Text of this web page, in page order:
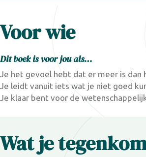
Voor wie
Dit boek is voor jou als…
Je het gevoel hebt dat er meer is
Je leidt vanuit iets wat je niet goed
Je klaar bent voor de
Wat je